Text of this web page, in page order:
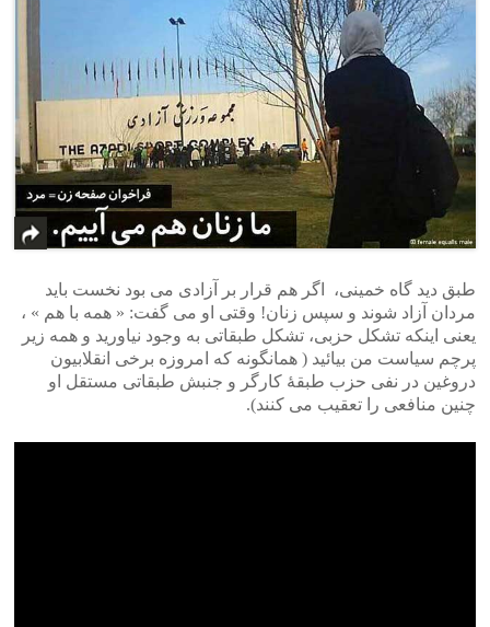
طبق دید گاه خمینی، اگر هم قرار بر آزادی می بود نخست باید
مردان آزاد شوند و سپس زنان! وقتی او می گفت: « همه با هم » ،
یعنی اینکه تشکل حزبی، تشکل طبقاتی به وجود نیاورید و همه زیر
پرچم سیاست من بیائید ( همانگونه که امروزه برخی انقلابیون
دروغین در نفی حزب طبقۀ کارگر و جنبش طبقاتی مستقل او
چنین منافعی را تعقیب می کنند).